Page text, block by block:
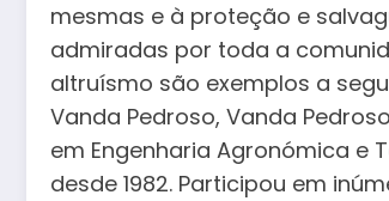
mesmas e à proteção e
admiradas por toda a
altruísmo são exemplos a
Vanda Pedroso, Vanda
em Engenharia Agronómica e
desde 1982. Participou em